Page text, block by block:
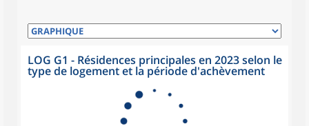
LOG G1 - Résidences principales en 2023 selon le
type de logement et la période d'achèvement